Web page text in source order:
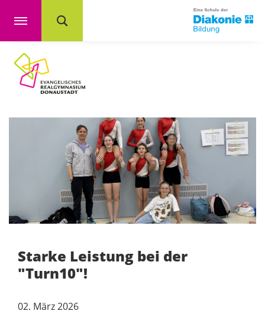
Starke Leistung bei der
"Turn10"!
02. März 2026